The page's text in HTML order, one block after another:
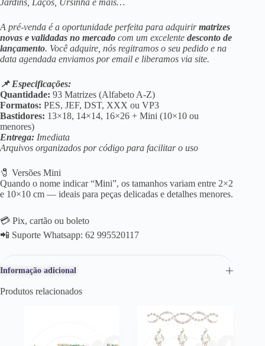
Jardins, Laços, Ursinha e mais…
A pré-venda é a oportunidade perfeita para adquirirmatrizes
novas e validadas no mercado com um excelente desconto de
lançamento. Você adquire, nós regitramos o seu pedido e na
data agendada enviamos por email e liberamos via site.
📌 Especificações:
Quantidade: 93 Matrizes (Alfabeto A-Z)
Formatos: PES, JEF, DST, XXX ou VP3
Bastidores: 13×18, 14×14, 16×26 + Mini (10×10 ou
menores)
Entrega: Imediata
Arquivos organizados por código para facilitar o uso
🧷 Versões Mini
Quando o nome indicar “Mini”, os tamanhos variam entre 2×2
e 10×10 cm — ideais para peças delicadas e detalhes menores.
💳 Pix, cartão ou boleto
📲 Suporte Whatsapp: 62 995520117
Informação adicional
Produtos relacionados